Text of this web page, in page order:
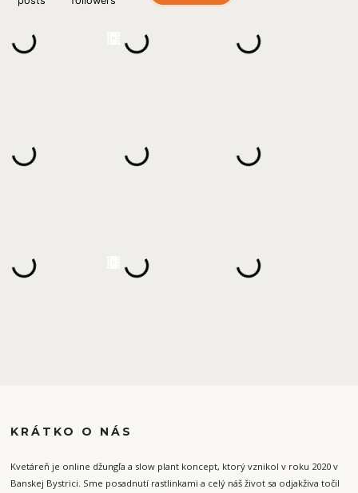
KRÁTKO O NÁS
Kvetáreň je online džungľa a slow plant koncept, ktorý vznikol v roku 2020 v
Banskej Bystrici. Sme posadnutí rastlinkami a celý náš život sa odjakživa točil